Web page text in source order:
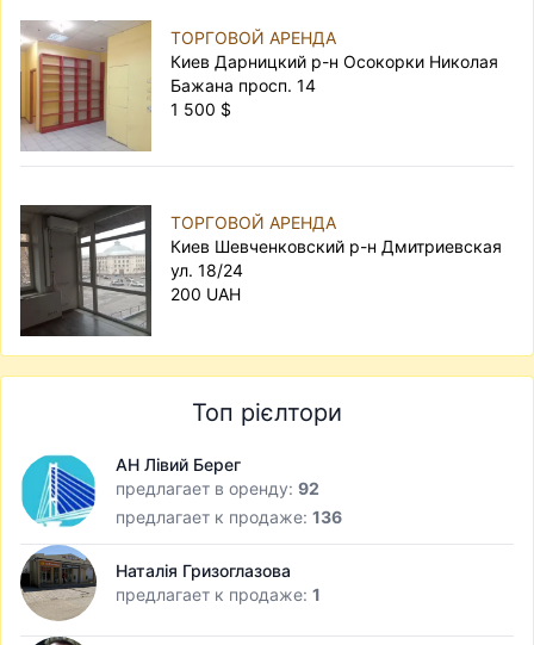
ТОРГОВОЙ АРЕНДА
Киев Дарницкий р-н Осокорки Николая
Бажана просп. 14
1 500 $
ТОРГОВОЙ АРЕНДА
Киев Шевченковский р-н Дмитриевская
ул. 18/24
200 UAH
Топ рієлтори
АН Лівий Берег
предлагает в оренду: 92
предлагает к продаже: 136
Наталія Гризоглазова
предлагает к продаже: 1